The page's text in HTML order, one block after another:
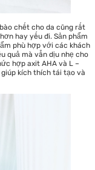
chết cho da cũng rất
hay yếu đi. Sản phẩm
phù hợp với các khách
quả mà vẫn dịu nhẹ cho
hợp axit AHA và L –
kích thích tái tạo và